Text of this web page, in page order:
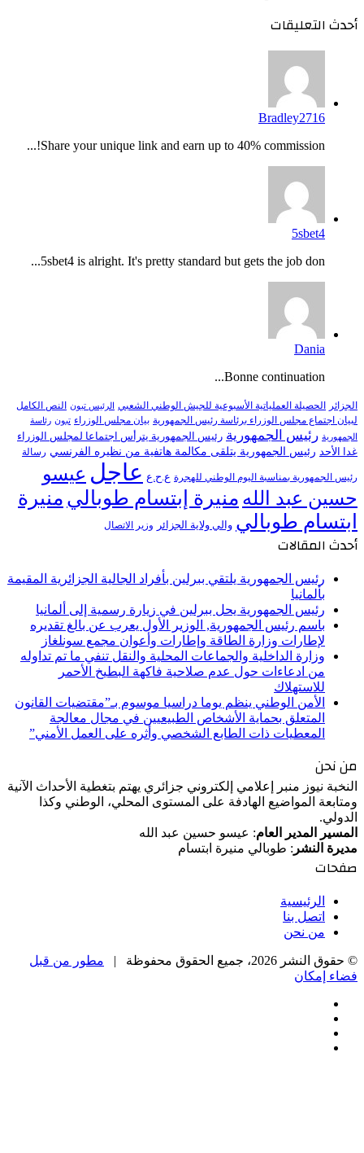
أحدث التعليقات
Bradley2716
Share your unique link and earn up to 40% commission!...
5sbet4
5sbet4 is alright. It's pretty standard but gets the job don...
Dania
Bonne continuation...
الجزائر الحصيلة العملياتية الأسبوعية للجيش الوطني الشعبي الرئيس تبون النص الكامل
لبيان اجتماع مجلس الوزراء برئاسة رئيس الجمهورية بيان مجلس الوزراء تبون رئاسة
الجمهورية رئيس الجمهورية رئيس الجمهورية يترأس اجتماعا لمجلس الوزراء
غدا الأحد رئيس الجمهورية يتلقى مكالمة هاتفية من نظيره الفرنسي رسالة
رئيس الجمهورية بمناسبة اليوم الوطني للهجرة ع.ح.ع عاجل عيسو
حسين عبد الله منيرة إبتسام طوبالي منيرة
ابتسام طوبالي والي ولاية الجزائر وزير الاتصال
أحدث المقالات
رئيس الجمهورية يلتقي ببرلين بأفراد الجالية الجزائرية المقيمة
بألمانيا
رئيس الجمهورية يحل ببرلين في زيارة رسمية إلى ألمانيا
باسم رئيس الجمهورية, الوزير الأول يعرب عن بالغ تقديره
لإطارات وزارة الطاقة وإطارات وأعوان مجمع سونلغاز
وزارة الداخلية والجماعات المحلية والنقل تنفي ما تم تداوله
من ادعاءات حول عدم صلاحية فاكهة البطيخ الأحمر
للاستهلاك
الأمن الوطني ينظم يوما دراسيا موسوم بـ”مقتضيات القانون
المتعلق بحماية الأشخاص الطبيعيين في مجال معالجة
المعطيات ذات الطابع الشخصي وأثره على العمل الأمني”
من نحن
النخبة نيوز منبر إعلامي إلكتروني جزائري يهتم بتغطية الأحداث الآنية
ومتابعة المواضيع الهادفة على المستوى المحلي، الوطني وكذا
الدولي.
المسير المدير العام: عيسو حسين عبد الله
مديرة النشر : طوبالي منيرة ابتسام
صفحات
الرئيسية
اتصل بنا
من نحن
© حقوق النشر 2026، جميع الحقوق محفوظة |
مطور من قبل
فضاء إمكان